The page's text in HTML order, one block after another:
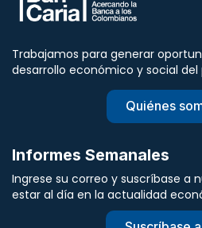
Trabajamos para generar
desarrollo económico y social del
Quiénes
Informes Semanales
Ingrese su correo y suscríbase a
estar al día en la actualidad